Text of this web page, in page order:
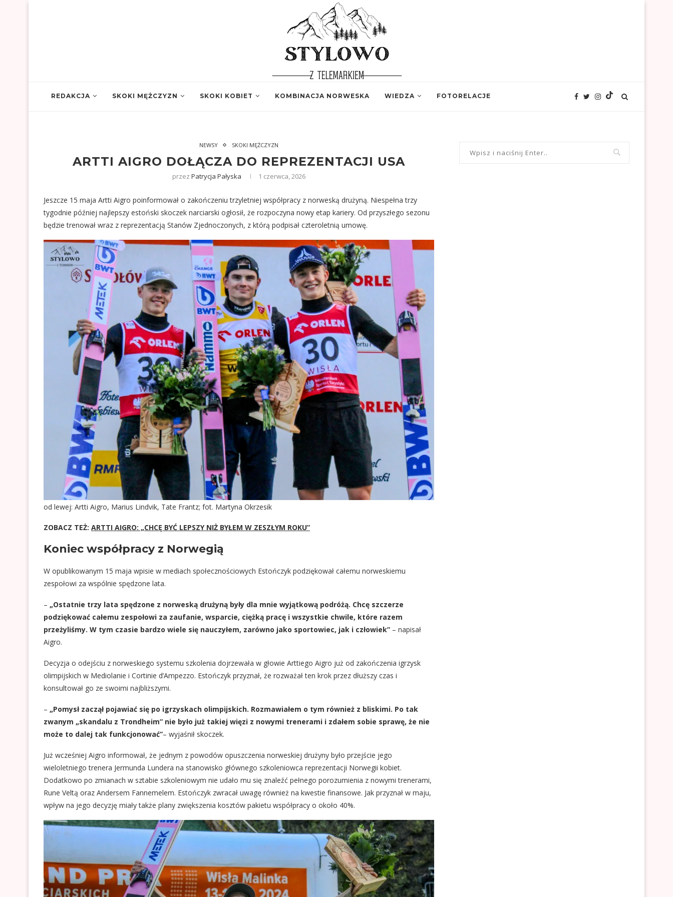
REDAKCJA SKOKI MĘŻCZYZN SKOKI KOBIET KOMBINACJA NORWESKA WIEDZA FOTORELACJE
NEWSY SKOKI MĘŻCZYZN
ARTTI AIGRO DOŁĄCZA DO REPREZENTACJI USA
przez Patrycja Pałyska 1 czerwca, 2026
Jeszcze 15 maja Artti Aigro poinformował o zakończeniu trzyletniej współpracy z norweską drużyną. Niespełna trzy
tygodnie później najlepszy estoński skoczek narciarski ogłosił, że rozpoczyna nowy etap kariery. Od przyszłego sezonu
będzie trenował wraz z reprezentacją Stanów Zjednoczonych, z którą podpisał czteroletnią umowę.
od lewej: Artti Aigro, Marius Lindvik, Tate Frantz; fot. Martyna Okrzesik
ZOBACZ TEŻ: ARTTI AIGRO: „CHCĘ BYĆ LEPSZY NIŻ BYŁEM W ZESZŁYM ROKU”
Koniec współpracy z Norwegią
W opublikowanym 15 maja wpisie w mediach społecznościowych Estończyk podziękował całemu norweskiemu
zespołowi za wspólnie spędzone lata.
– „Ostatnie trzy lata spędzone z norweską drużyną były dla mnie wyjątkową podróżą. Chcę szczerze
podziękować całemu zespołowi za zaufanie, wsparcie, ciężką pracę i wszystkie chwile, które razem
przeżyliśmy. W tym czasie bardzo wiele się nauczyłem, zarówno jako sportowiec, jak i człowiek” – napisał
Aigro.
Decyzja o odejściu z norweskiego systemu szkolenia dojrzewała w głowie Arttiego Aigro już od zakończenia igrzysk
olimpijskich w Mediolanie i Cortinie d’Ampezzo. Estończyk przyznał, że rozważał ten krok przez dłuższy czas i
konsultował go ze swoimi najbliższymi.
– „Pomysł zaczął pojawiać się po igrzyskach olimpijskich. Rozmawiałem o tym również z bliskimi. Po tak
zwanym „skandalu z Trondheim” nie było już takiej więzi z nowymi trenerami i zdałem sobie sprawę, że nie
może to dalej tak funkcjonować”– wyjaśnił skoczek.
Już wcześniej Aigro informował, że jednym z powodów opuszczenia norweskiej drużyny było przejście jego
wieloletniego trenera Jermunda Lundera na stanowisko głównego szkoleniowca reprezentacji Norwegii kobiet.
Dodatkowo po zmianach w sztabie szkoleniowym nie udało mu się znaleźć pełnego porozumienia z nowymi trenerami,
Rune Veltą oraz Andersem Fannemelem. Estończyk zwracał uwagę również na kwestie finansowe. Jak przyznał w maju,
wpływ na jego decyzję miały także plany zwiększenia kosztów pakietu współpracy o około 40%.